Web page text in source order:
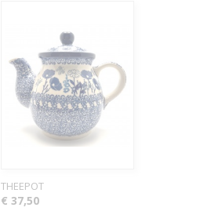
THEEPOT
€ 37,50